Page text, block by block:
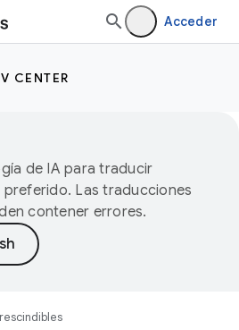
Acceder
CENTER
de IA para traducir
Las traducciones
contener errores.